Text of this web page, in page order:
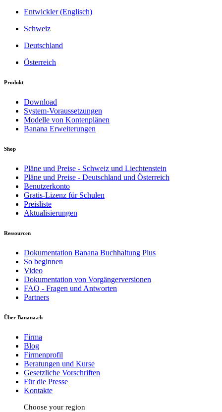
Entwickler (Englisch)
Schweiz
Deutschland
Österreich
Produkt
Download
System-Voraussetzungen
Modelle von Kontenplänen
Banana Erweiterungen
Shop
Pläne und Preise - Schweiz und Liechtenstein
Pläne und Preise - Deutschland und Österreich
Benutzerkonto
Gratis-Lizenz für Schulen
Preisliste
Aktualisierungen
Ressourcen
Dokumentation Banana Buchhaltung Plus
So beginnen
Video
Dokumentation von Vorgängerversionen
FAQ - Fragen und Antworten
Partners
Über Banana.ch
Firma
Blog
Firmenprofil
Beratungen und Kurse
Gesetzliche Vorschriften
Für die Presse
Kontakte
Choose your region